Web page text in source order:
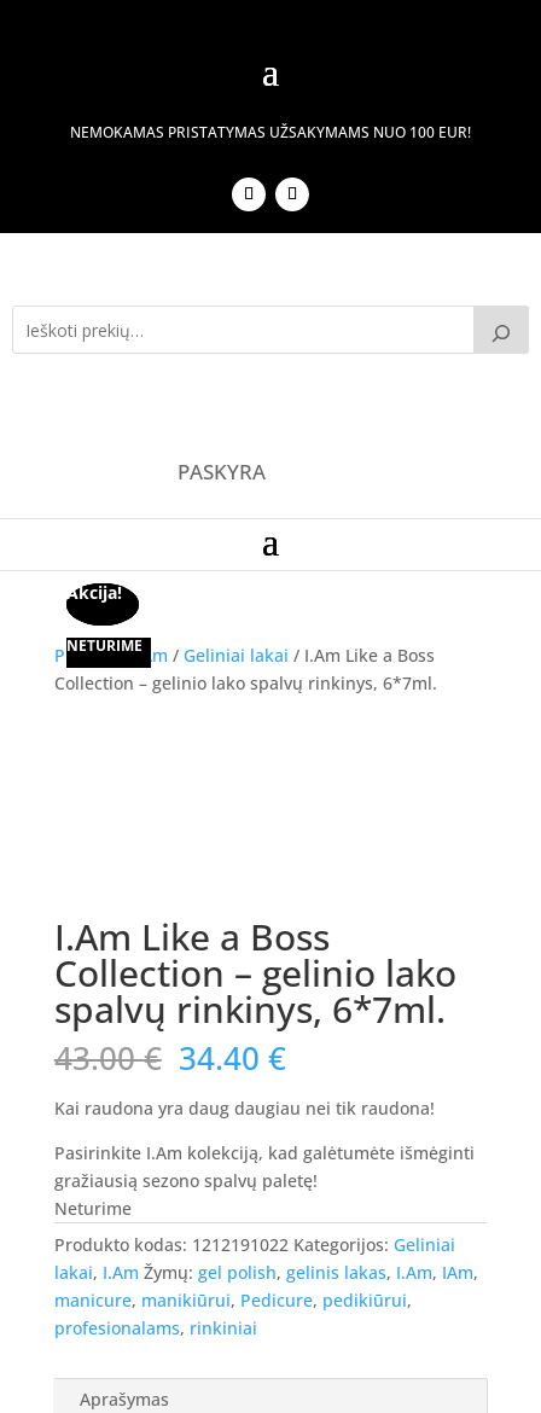
NEMOKAMAS PRISTATYMAS UŽSAKYMAMS NUO 100 EUR!
PASKYRA
Pradžia/I.Am / Geliniai lakai / I.Am Like a Boss
Collection – gelinio lako spalvų rinkinys, 6*7ml.
I.Am Like a Boss
Collection – gelinio lako
spalvų rinkinys, 6*7ml.
43.00€ Original
price
was:
43.00 €.
34.40 €Current
price
is:
34.40 €.
Kai raudona yra daug daugiau nei tik raudona!
Pasirinkite I.Am kolekciją, kad galėtumėte išmėginti
gražiausią sezono spalvų paletę!
Neturime
Produkto kodas: 1212191022 Kategorijos: Geliniai
lakai, I.Am Žymų: gel polish, gelinis lakas, I.Am, IAm,
manicure, manikiūrui, Pedicure, pedikiūrui,
profesionalams, rinkiniai
Aprašymas
Akcija!
Akcija!
Akcija!
NETURIME